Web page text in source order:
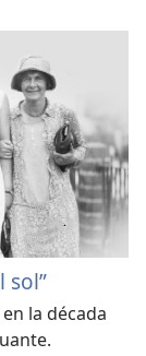
sol”
la década